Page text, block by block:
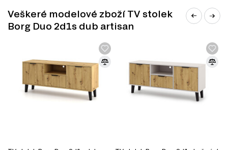
Veškeré modelové zboží TV stolek
Borg Duo 2d1s dub artisan